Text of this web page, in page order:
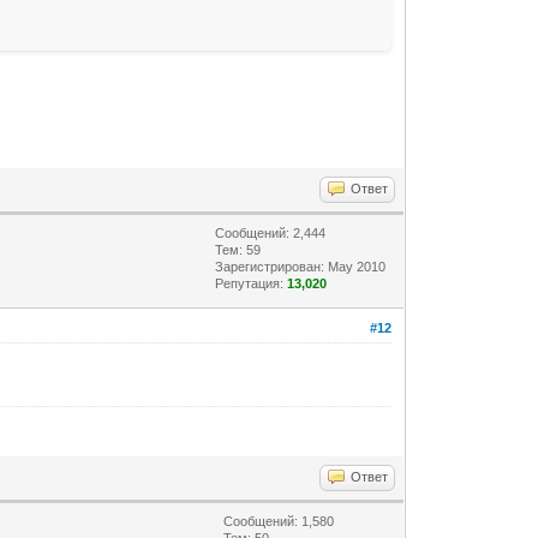
Ответ
Сообщений: 2,444
Тем: 59
Зарегистрирован: May 2010
Репутация:13,020
#12
Ответ
Сообщений: 1,580